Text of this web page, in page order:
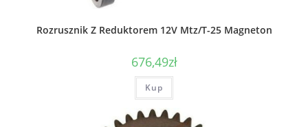
Rozrusznik Z Reduktorem 12V Mtz/T-25 Magneton
676,49zł
Kup